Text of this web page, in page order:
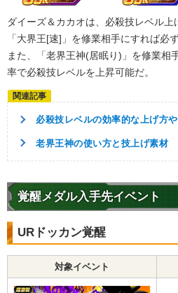
ダイーズ＆カカオは、必殺技レベル
「大界王[速]」を修業相手にすれば必
また、「老界王神(居眠り)」を修業相
率で必殺技レベルを上昇可能だ。
必殺技レベルの効率的な上げ方
老界王神の使い方と技上げ素材
覚醒メダル入手先イベント
URドッカン覚醒
対象イベント